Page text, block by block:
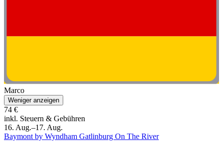
Marco
Weniger anzeigen
74 €
inkl. Steuern & Gebühren
16. Aug.–17. Aug.
Baymont by Wyndham Gatlinburg On The River